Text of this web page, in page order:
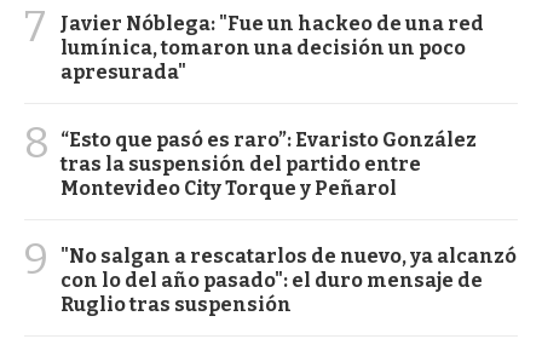
7
Javier Nóblega: "Fue un hackeo de una red
lumínica, tomaron una decisión un poco
apresurada"
8
“Esto que pasó es raro”: Evaristo González
tras la suspensión del partido entre
Montevideo City Torque y Peñarol
9
"No salgan a rescatarlos de nuevo, ya alcanzó
con lo del año pasado": el duro mensaje de
Ruglio tras suspensión